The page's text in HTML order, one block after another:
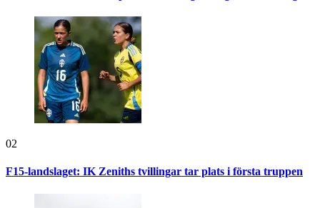
02
F15-landslaget: IK Zeniths tvillingar tar plats i första truppen